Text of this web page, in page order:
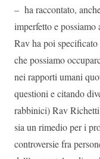
– ha raccontato,
imperfetto e
Rav ha poi
che possiamo
nei rapporti umani
questioni e citando
rabbinici) Rav
sia un rimedio per i
controversie fra